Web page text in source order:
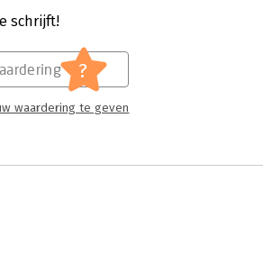
schrijft!
?
waardering te geven